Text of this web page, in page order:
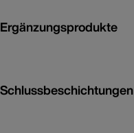
Ergänzungsprodukte
Schlussbeschichtungen